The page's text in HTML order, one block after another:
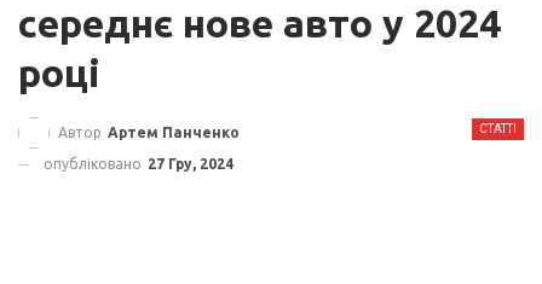
середнє нове авто у 2024
році
СТАТТІ
Автор Артем Панченко
опубліковано 27 Гру, 2024